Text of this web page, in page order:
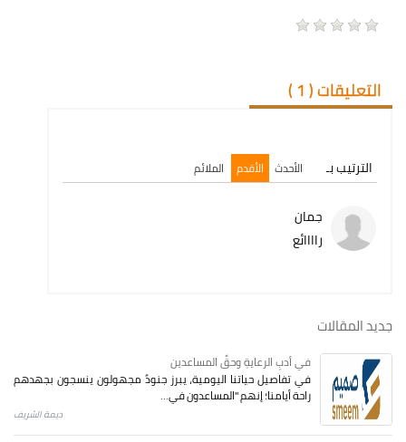
التعليقات (1
)
الترتيب بـ الأحدث الأقدم الملائم
جمان
راااائع
جديد المقالات
في أدبِ الرعايةِ وحقِّ المساعدين
في تفاصيل حياتنا اليومية، يبرز جنودٌ مجهولون ينسجون بجهدهم
راحة أيامنا؛ إنهم "المساعدون في...
ديمة الشريف